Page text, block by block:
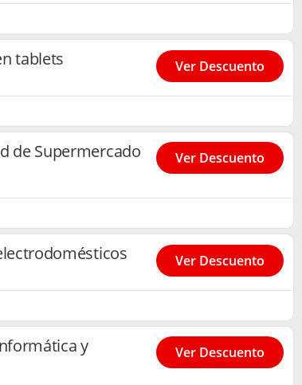
tablets Ver Descuento
de Supermercado
Ver Descuento
Ver Descuento
y
Ver Descuento